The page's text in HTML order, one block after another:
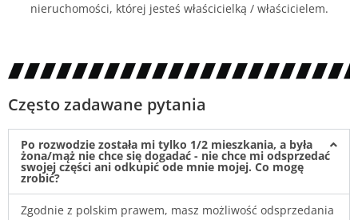
nieruchomości, której jesteś właścicielką / właścicielem.
Często zadawane pytania
Po rozwodzie została mi tylko 1/2 mieszkania, a była
żona/mąż nie chce się dogadać - nie chce mi odsprzedać
swojej części ani odkupić ode mnie mojej. Co mogę
zrobić?
Zgodnie z polskim prawem, masz możliwość odsprzedania